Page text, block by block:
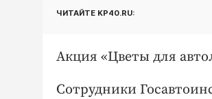
ЧИТАЙТЕ KP40.RU:
Акция «Цветы для
Сотрудники